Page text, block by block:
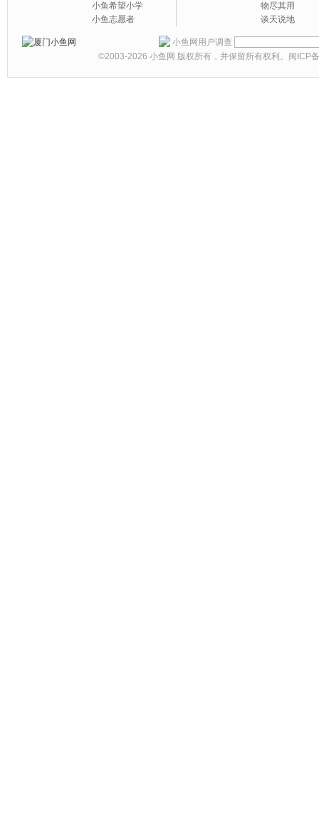
小鱼希望小学
小鱼志愿者
物尽其用
谈天说地
小鱼网用户调查
©2003-2026 小鱼网 版权所有，并保留所有权利。 闽ICP